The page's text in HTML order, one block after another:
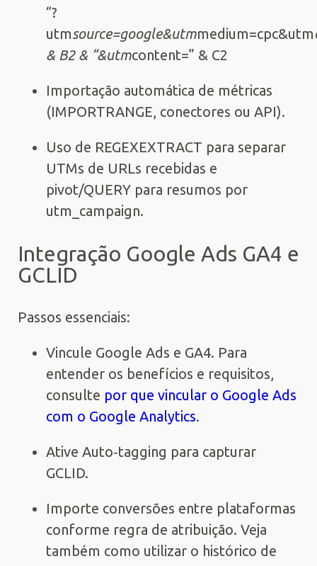
“?
utmsource=google&utmmedium=cpc&utm
& B2 & “&utmcontent=” & C2
Importação automática de métricas
(IMPORTRANGE, conectores ou API).
Uso de REGEXEXTRACT para separar
UTMs de URLs recebidas e
pivot/QUERY para resumos por
utm_campaign.
Integração Google Ads GA4 e
GCLID
Passos essenciais:
Vincule Google Ads e GA4. Para
entender os benefícios e requisitos,
consulte por que vincular o Google Ads
com o Google Analytics.
Ative Auto‑tagging para capturar
GCLID.
Importe conversões entre plataformas
conforme regra de atribuição. Veja
também como utilizar o histórico de